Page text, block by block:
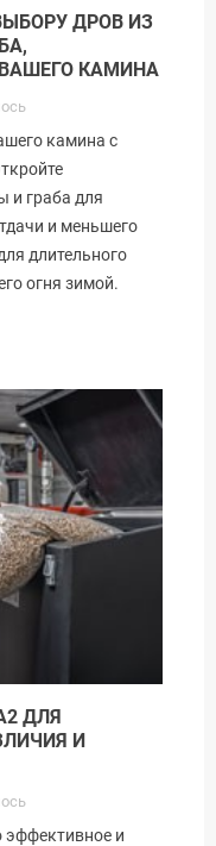
ДРОВ ИЗ
КАМИНА
камина с
и граба для
и меньшего
длительного
огня зимой.
ДЛЯ
И
эффективное и